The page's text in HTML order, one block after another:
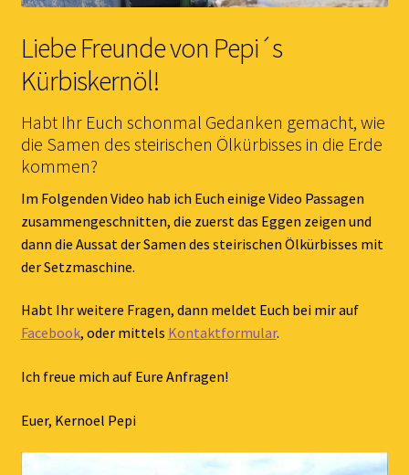
Liebe Freunde von Pepi´s
Kürbiskernöl!
Habt Ihr Euch schonmal Gedanken gemacht, wie
die Samen des steirischen Ölkürbisses in die Erde
kommen?
Im Folgenden Video hab ich Euch einige Video Passagen
zusammengeschnitten, die zuerst das Eggen zeigen und
dann die Aussat der Samen des steirischen Ölkürbisses mit
der Setzmaschine.
Habt Ihr weitere Fragen, dann meldet Euch bei mir auf
Facebook, oder mittels Kontaktformular.
Ich freue mich auf Eure Anfragen!
Euer, Kernoel Pepi